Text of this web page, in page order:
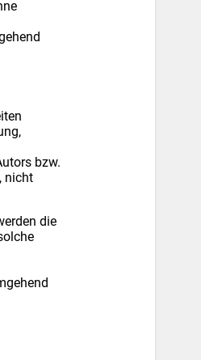
bzw.
nicht
die